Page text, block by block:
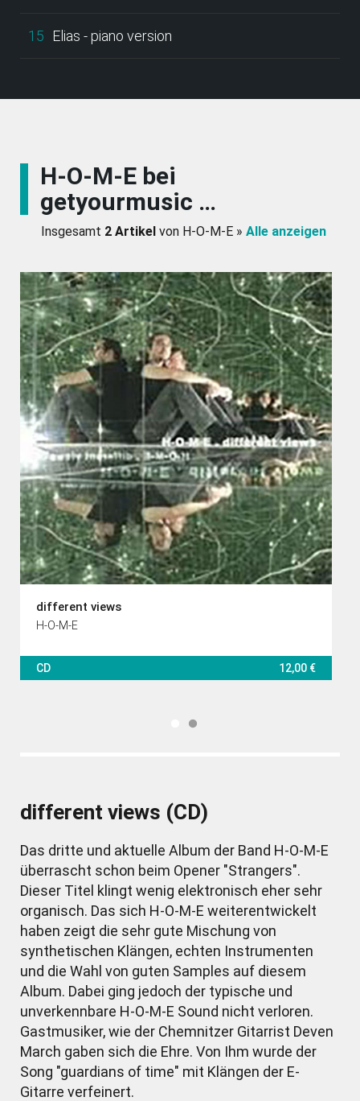
15 Elias - piano version
H-O-M-E bei
getyourmusic …
Insgesamt 2 Artikel von H-O-M-E » Alle anzeigen
different views
H-O-M-E
CD 12,00 €
different views (CD)
Das dritte und aktuelle Album der Band H-O-M-E
überrascht schon beim Opener "Strangers".
Dieser Titel klingt wenig elektronisch eher sehr
organisch. Das sich H-O-M-E weiterentwickelt
haben zeigt die sehr gute Mischung von
synthetischen Klängen, echten Instrumenten
und die Wahl von guten Samples auf diesem
Album. Dabei ging jedoch der typische und
unverkennbare H-O-M-E Sound nicht verloren.
Gastmusiker, wie der Chemnitzer Gitarrist Deven
March gaben sich die Ehre. Von Ihm wurde der
Song "guardians of time" mit Klängen der E-
Gitarre verfeinert.